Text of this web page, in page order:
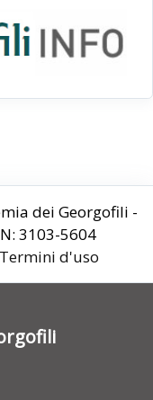
dei Georgofili -
3103-5604
Termini d'uso